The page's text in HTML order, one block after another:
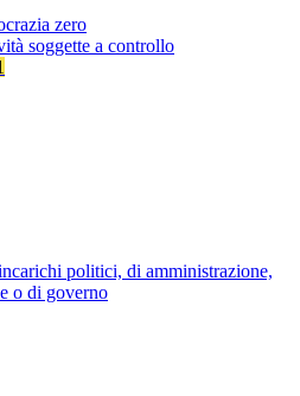
zero
soggette a controllo
politici, di amministrazione,
o di governo